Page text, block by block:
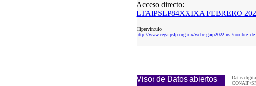
Acceso directo:
LTAIPSLP84XXIXA FEBRERO
Hipervinculo
http://www.cegaipslp.org.mx/webcegaip2022.nsf/
Visor de Datos abiertos
Datos
CONAIP/